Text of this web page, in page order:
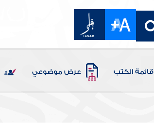
قائمة الكتب عرض موضوعي